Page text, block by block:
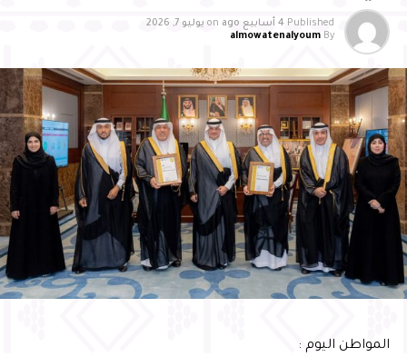
وأشاد سمو محافظ الأحساء بالجهود التي تبذلها جمعية
بصمات لرعاية وتنمية الأيتام بالأحساء، وما تقدمه من مبادرات
وبرامج نوعية أسهمت في تمكين الأيتام علميًا ومهاريًا
واجتماعيًا، وتنمية قدراتهم، وتعزيز ثقتهم بأنفسهم، وإيجاد بيئة
محفزة للإبداع والتميز، مثمنًا دور الشركاء والداعمين والجهات
الحكومية في إنجاح البرنامج، مؤكدًا أن تكامل الجهود بين
القطاع غير الربحي والجهات الحكومية والقطاع الخاص يمثل
ركيزة أساسية لتعظيم الأثر المستدام، وتعزيز المسؤولية
المجتمعية، وتمكين الأجيال الواعدة من الإسهام في بناء
مستقبل الوطن
بها المحافظة في استضافة البرامج الوطنية النوعية، ويؤكد ما
Published 4 أسابيع ago on يوليو 7, 2026
By
almowatenalyoum
المواطن اليوم :